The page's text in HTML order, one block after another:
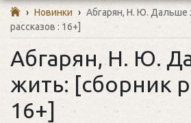
› Новинки › Абгарян, Н. Ю. Дальше
рассказов : 16+]
Абгарян, Н. Ю.
жить: [сборник
16+]